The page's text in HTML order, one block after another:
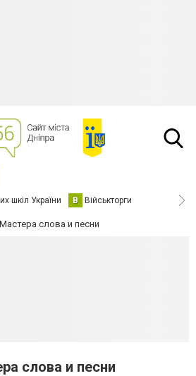
шкіл України В Військторги
Мастера слова и песни
слова и песни